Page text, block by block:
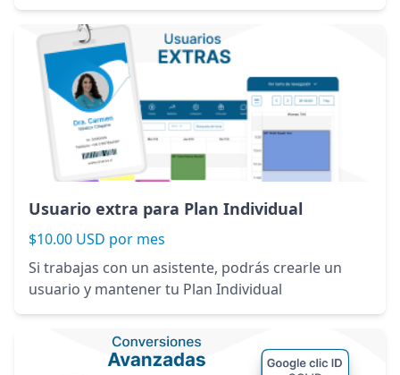
Usuario extra para Plan Individual
$10.00 USD por mes
Si trabajas con un asistente, podrás crearle un
usuario y mantener tu Plan Individual